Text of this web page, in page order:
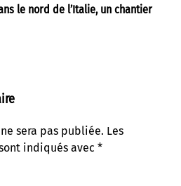
le nord de l’Italie, un chantier
sera pas publiée. Les
indiqués avec *